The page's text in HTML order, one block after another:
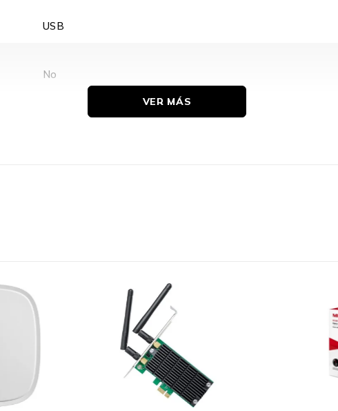
USB
No
VER MÁS